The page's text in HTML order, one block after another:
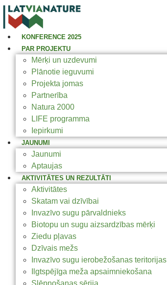
KONFERENCE 2025
PAR PROJEKTU
Mērķi un uzdevumi
Plānotie ieguvumi
Projekta jomas
Partnerība
Natura 2000
LIFE programma
Iepirkumi
JAUNUMI
Jaunumi
Aptaujas
AKTIVITĀTES UN REZULTĀTI
Aktivitātes
Skatam vai dzīvībai
Invazīvo sugu pārvaldnieks
Biotopu un sugu aizsardzības mērķi
Ziedu pļavas
Dzīvais mežs
Invazīvo sugu ierobežošanas teritorijas
Ilgtspējīga meža apsaimniekošana
Slēpņošanas sērija